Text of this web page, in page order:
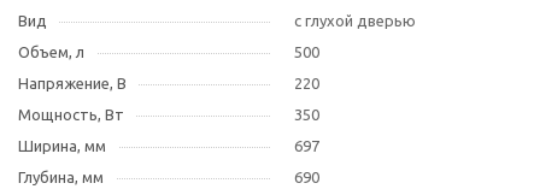
Вид
с глухой дверью
Объем, л
500
Напряжение, В
220
Мощность, Вт
350
Ширина, мм
697
Глубина, мм
690